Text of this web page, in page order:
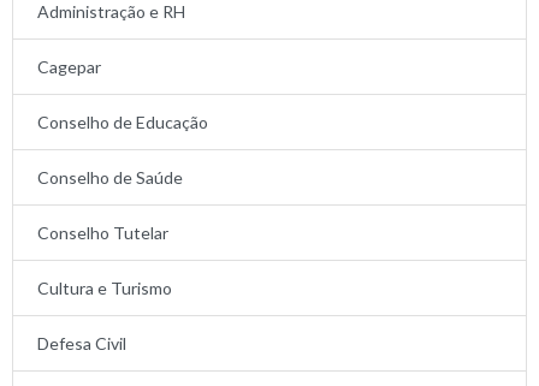
Administração e RH
Cagepar
Conselho de Educação
Conselho de Saúde
Conselho Tutelar
Cultura e Turismo
Defesa Civil